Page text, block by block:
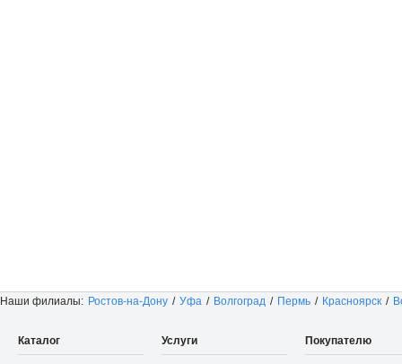
Каталог Услуги Покупателю
Наши филиалы: Ростов-на-Дону / Уфа / Волгоград / Пермь / Красноярск /